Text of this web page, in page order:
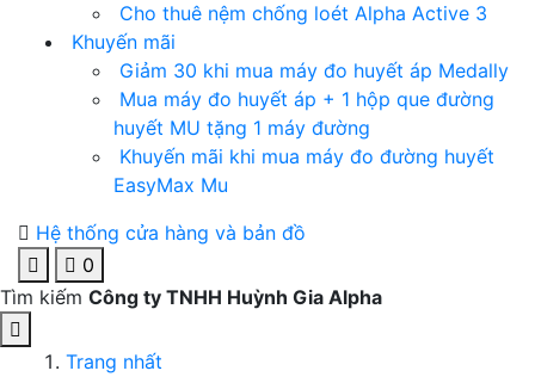
Cho thuê nệm chống loét Alpha Active 3
Khuyến mãi
Giảm 30 khi mua máy đo huyết áp Medally
Mua máy đo huyết áp + 1 hộp que đường
huyết MU tặng 1 máy đường
Khuyến mãi khi mua máy đo đường huyết
EasyMax Mu
Hệ thống cửa hàng và bản đồ
0
Tìm kiếm Công ty TNHH Huỳnh Gia Alpha
Trang nhất